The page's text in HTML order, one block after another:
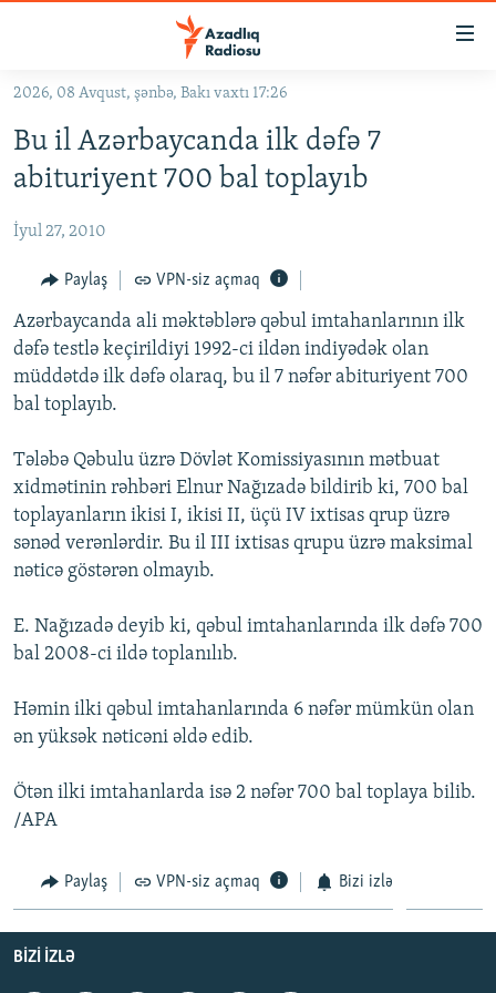
Əsas
qayıt
Əsas
naviqasiyaya
qayıt
KORRUPSIOMETR
#ƏSLINDƏ
FƏRQƏ BAX
QANUNI DOĞRU
ARAŞDIRMA
MULTIMEDIA
FOTOQALEREYA
İNFOQRAFIKA
OXU ZALI
AZƏRBAYCAN ƏDƏBIYYATI KITABXANASI
İSLAM VƏ DEMOKRATIYA
HAQQIMIZDA
MISSIYAMIZ
PEŞƏ ETIKASI VƏ JURNALISTIKA STANDARTLARIMIZ
AZADLIQRADIOSU MOBIL TELEFONUNUZDA
XƏBƏR BÜLLETENLƏRIMIZ
BIZI IZLƏ
RFE/RL-in bütün saytları
2026, 08 Avqust, şənbə, Bakı vaxtı 17:26
Bu il Azərbaycanda ilk dəfə 7
abituriyent 700 bal toplayıb
İyul 27, 2010
Paylaş VPN-siz açmaq
Azərbaycanda ali məktəblərə qəbul imtahanlarının ilk
dəfə testlə keçirildiyi 1992-ci ildən indiyədək olan
müddətdə ilk dəfə olaraq, bu il 7 nəfər abituriyent 700
bal toplayıb.
Tələbə Qəbulu üzrə Dövlət Komissiyasının mətbuat
xidmətinin rəhbəri Elnur Nağızadə bildirib ki, 700 bal
toplayanların ikisi I, ikisi II, üçü IV ixtisas qrup üzrə
sənəd verənlərdir. Bu il III ixtisas qrupu üzrə maksimal
nəticə göstərən olmayıb.
E. Nağızadə deyib ki, qəbul imtahanlarında ilk dəfə 700
bal 2008-ci ildə toplanılıb.
Həmin ilki qəbul imtahanlarında 6 nəfər mümkün olan
ən yüksək nəticəni əldə edib.
Ötən ilki imtahanlarda isə 2 nəfər 700 bal toplaya bilib.
/APA
Paylaş VPN-siz açmaq Bizi izlə
BIZI IZLƏ